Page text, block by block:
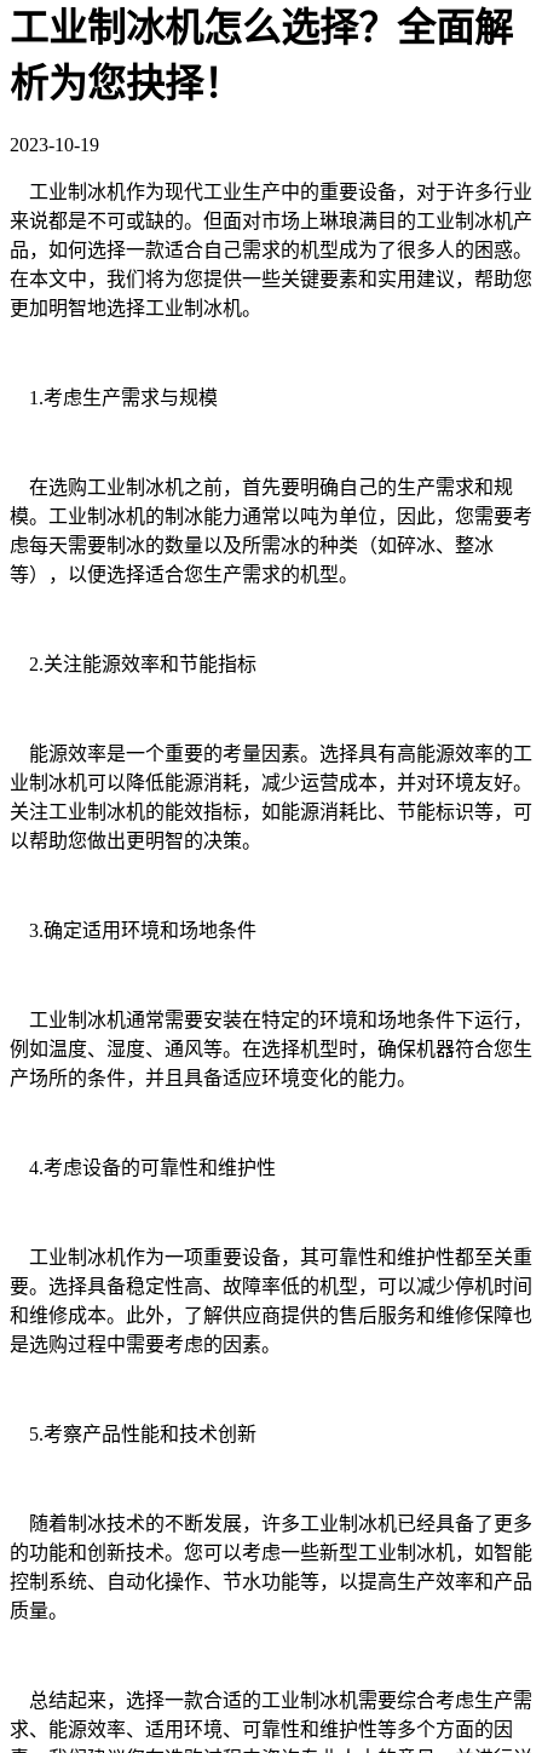
工业制冰机怎么选择？全面解
析为您抉择！
2023-10-19
工业制冰机作为现代工业生产中的重要设备，对于许多行业
来说都是不可或缺的。但面对市场上琳琅满目的工业制冰机产
品，如何选择一款适合自己需求的机型成为了很多人的困惑。
在本文中，我们将为您提供一些关键要素和实用建议，帮助您
更加明智地选择工业制冰机。
1.考虑生产需求与规模
在选购工业制冰机之前，首先要明确自己的生产需求和规
模。工业制冰机的制冰能力通常以吨为单位，因此，您需要考
虑每天需要制冰的数量以及所需冰的种类（如碎冰、整冰
等），以便选择适合您生产需求的机型。
2.关注能源效率和节能指标
能源效率是一个重要的考量因素。选择具有高能源效率的工
业制冰机可以降低能源消耗，减少运营成本，并对环境友好。
关注工业制冰机的能效指标，如能源消耗比、节能标识等，可
以帮助您做出更明智的决策。
3.确定适用环境和场地条件
工业制冰机通常需要安装在特定的环境和场地条件下运行，
例如温度、湿度、通风等。在选择机型时，确保机器符合您生
产场所的条件，并且具备适应环境变化的能力。
4.考虑设备的可靠性和维护性
工业制冰机作为一项重要设备，其可靠性和维护性都至关重
要。选择具备稳定性高、故障率低的机型，可以减少停机时间
和维修成本。此外，了解供应商提供的售后服务和维修保障也
是选购过程中需要考虑的因素。
5.考察产品性能和技术创新
随着制冰技术的不断发展，许多工业制冰机已经具备了更多
的功能和创新技术。您可以考虑一些新型工业制冰机，如智能
控制系统、自动化操作、节水功能等，以提高生产效率和产品
质量。
总结起来，选择一款合适的工业制冰机需要综合考虑生产需
求、能源效率、适用环境、可靠性和维护性等多个方面的因